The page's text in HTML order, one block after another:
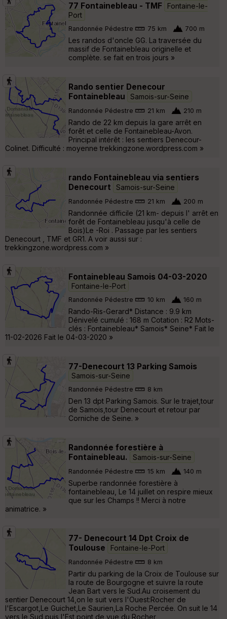
77 Fontainebleau - TMF
Fontaine-le-
Port
Randonnée Pédestre 75 km 700 m
Les randos d'oncle GG. La traversée du
massif de Fontainebleau originelle et
complète. se fait en trois jours »
Rando sentier Denecour
Fontainebleau
Samois-sur-Seine
Randonnée Pédestre 21 km 210 m
Rando de 22 km depuis la gare arrêt en
forêt et celle de Fontainebleau-Avon.
Principal intérêt : les sentiers Denecour-
Colinet. Difficulté : moyenne trekkingzone.wordpress.com »
rando Fontainebleau via sentiers
Denecourt
Samois-sur-Seine
Randonnée Pédestre 21 km 200 m
Randonnée difficile (21 km- depuis l' arrêt en
forêt de Fontainebleau jusqu'à celle de
Bois)Le -Roi . Passage par les sentiers
Denecourt , TMF et GR1. A voir aussi sur :
trekkingzone.wordpress.com »
Fontainebleau Samois 04-03-2020
Fontaine-le-Port
Randonnée Pédestre 10 km 160 m
Rando-Ris-Gerard* Distance : 9.9 km
Dénivelé cumulé : 168 m Cotation : R2 Mots-
clés : Fontainebleau* Samois* Seine* Fait le
11-02-2026 Fait le 04-03-2020 »
77-Denecourt 13 Parking Samois
Samois-sur-Seine
Randonnée Pédestre 8 km
Den 13 dpt Parking Samois. Sur le trajet,tour
de Samois,tour Denecourt et retour par
Corniche de Seine. »
Randonnée forestière à
Fontainebleau.
Samois-sur-Seine
Randonnée Pédestre 15 km 140 m
Superbe randonnée forestière à
fontainebleau, Le 14 juillet on respire mieux
que sur les Champs !! Merci à notre
animatrice. »
77- Denecourt 14 Dpt Croix de
Toulouse
Fontaine-le-Port
Randonnée Pédestre 8 km
Partir du parking de la Croix de Toulouse sur
la route de Bourgogne et suivre la route
Jean Bart vers le Sud.Au croisement du
sentier Denecourt 14,on le suit vers l'Ouest:Rocher de
l'Escargot,Le Guichet,Le Saurien,La Roche Percée. On suit le 14
vers le Sud puis l'Est,point de vue du Rocher